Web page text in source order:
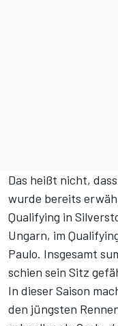
Das heißt nicht,
wurde bereits
Qualifying in
Ungarn, im
Paulo. Insgesamt
schien sein Sitz
In dieser Saison
den jüngsten